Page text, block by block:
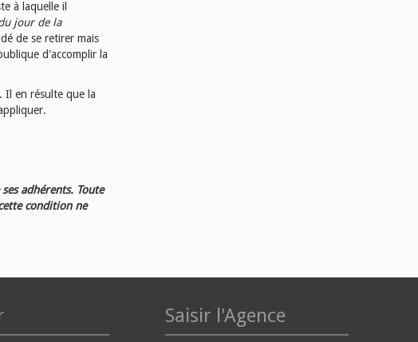
à laquelle il
jour de la
de se retirer mais
d'accomplir la
Il en résulte que la
adhérents. Toute
condition ne
Saisir l'Agence